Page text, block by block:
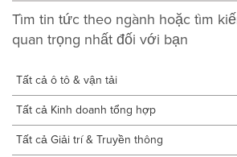
Tìm tin tức theo ngành hoặc tìm
quan trọng nhất đối với bạn
Tất cả ô tô & vận tải
Tất cả Kinh doanh tổng hợp
Tất cả Giải trí & Truyền thông